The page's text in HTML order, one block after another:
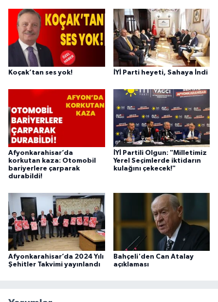
Koçak’tan ses yok! İYİ Parti heyeti, Sahaya İndi
Afyonkarahisar’da
korkutan kaza: Otomobil
bariyerlere çarparak
durabildi!
İYİ Partili Olgun: "Milletimiz
Yerel Seçimlerde iktidarın
kulağını çekecek!"
Afyonkarahisar’da 2024 Yılı
Şehitler Takvimi yayınlandı
Bahçeli'den Can Atalay
açıklaması